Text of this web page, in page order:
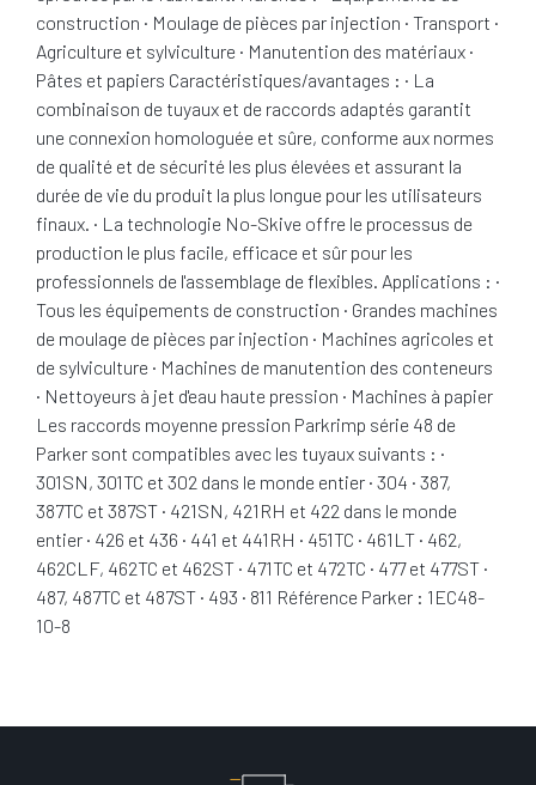
construction · Moulage de pièces par injection · Transport ·
Agriculture et sylviculture · Manutention des matériaux ·
Pâtes et papiers Caractéristiques/avantages : · La
combinaison de tuyaux et de raccords adaptés garantit
une connexion homologuée et sûre, conforme aux normes
de qualité et de sécurité les plus élevées et assurant la
durée de vie du produit la plus longue pour les utilisateurs
finaux. · La technologie No-Skive offre le processus de
production le plus facile, efficace et sûr pour les
professionnels de l'assemblage de flexibles. Applications : ·
Tous les équipements de construction · Grandes machines
de moulage de pièces par injection · Machines agricoles et
de sylviculture · Machines de manutention des conteneurs
· Nettoyeurs à jet d'eau haute pression · Machines à papier
Les raccords moyenne pression Parkrimp série 48 de
Parker sont compatibles avec les tuyaux suivants : ·
301SN, 301TC et 302 dans le monde entier · 304 · 387,
387TC et 387ST · 421SN, 421RH et 422 dans le monde
entier · 426 et 436 · 441 et 441RH · 451TC · 461LT · 462,
462CLF, 462TC et 462ST · 471TC et 472TC · 477 et 477ST ·
487, 487TC et 487ST · 493 · 811 Référence Parker : 1EC48-
10-8